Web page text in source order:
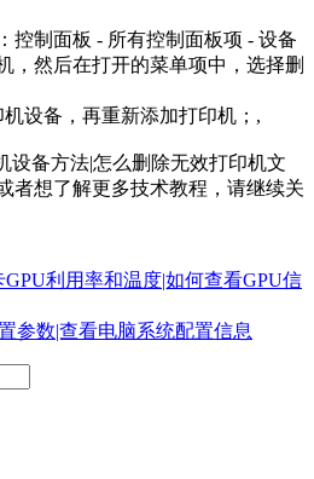
制面板 - 所有控制面板项 - 设备
，然后在打开的菜单项中，选择删
备，再重新添加打印机；,
设备方法|怎么删除无效打印机文
者想了解更多技术教程，请继续关
GPU利用率和温度|如何查看GPU信
参数|查看电脑系统配置信息